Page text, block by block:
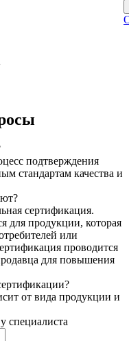
подтверждения
стандартам качества и
сертификация.
для продукции, которая
или
проводится
для повышения
от вида продукции и
специалиста